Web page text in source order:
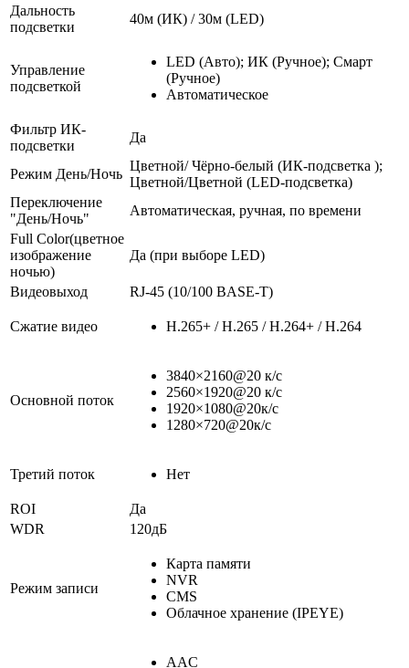
Дальность
подсветки
40м (ИК) / 30м (LED)
Управление
подсветкой
LED (Авто); ИК (Ручное); Смарт
(Ручное)
Автоматическое
Фильтр ИК-
подсветки
Да
Режим День/Ночь
Цветной/ Чёрно-белый (ИК-подсветка );
Цветной/Цветной (LED-подсветка)
Переключение
"День/Ночь"
Автоматическая, ручная, по времени
Full Color(цветное
изображение
ночью)
Да (при выборе LED)
Видеовыход RJ-45 (10/100 BASE-T)
Сжатие видео H.265+ / H.265 / H.264+ / H.264
Основной поток
3840×2160@20 к/с
2560×1920@20 к/с
1920×1080@20к/с
1280×720@20к/с
Третий поток Нет
ROI
Да
WDR
120дБ
Режим записи
Карта памяти
NVR
CMS
Облачное хранение (IPEYE)
AAC